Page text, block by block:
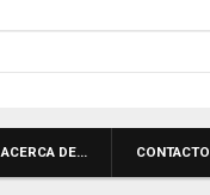
ACERCA DE… CONTACTO